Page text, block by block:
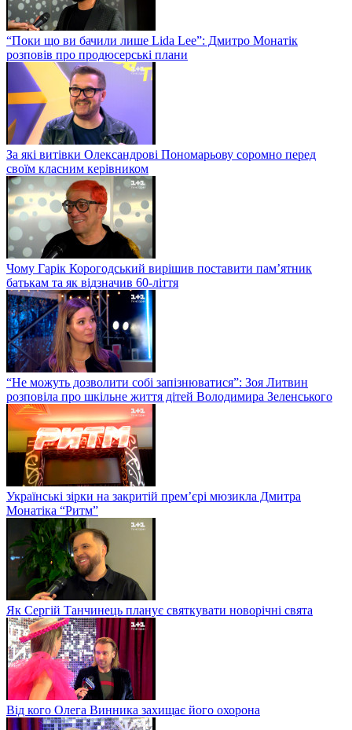
“Поки що ви бачили лише Lida Lee”: Дмитро Монатік
розповів про продюсерські плани
За які витівки Олександрові Пономарьову соромно перед
своїм класним керівником
Чому Гарік Корогодський вирішив поставити пам’ятник
батькам та як відзначив 60-ліття
“Не можуть дозволити собі запізнюватися”: Зоя Литвин
розповіла про шкільне життя дітей Володимира Зеленського
Українські зірки на закритій прем’єрі мюзикла Дмитра
Монатіка “Ритм”
Як Сергій Танчинець планує святкувати новорічні свята
Від кого Олега Винника захищає його охорона